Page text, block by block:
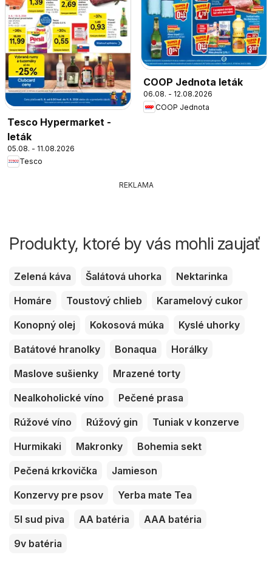
Tesco Hypermarket -
leták
05.08. - 11.08.2026
Tesco
COOP Jednota leták
06.08. - 12.08.2026
COOP Jednota
REKLAMA
Produkty, ktoré by vás mohli zaujať
Zelená káva Šalátová uhorka
Nektarinka
Homáre
Toustový chlieb
Karamelový cukor
Konopný olej
Kokosová múka
Kyslé uhorky
Batátové hranolky
Bonaqua
Horálky
Maslove sušienky
Mrazené torty
Nealkoholické víno
Pečené prasa
Rúžové víno
Rúžový gin
Tuniak v konzerve
Hurmikaki
Makronky
Bohemia sekt
Pečená krkovička
Jamieson
Konzervy pre psov
Yerba mate Tea
5l sud piva
AA batéria
AAA batéria
9v batéria